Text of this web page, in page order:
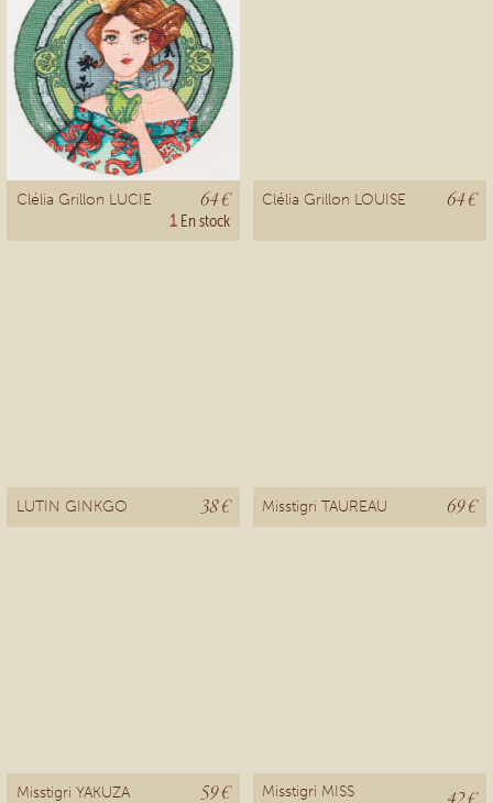
Clélia Grillon LUCIE 64 €
1 En stock
Clélia Grillon LOUISE 64 €
LUTIN GINKGO 38 € Misstigri TAUREAU 69 €
Misstigri YAKUZA 59 €
Misstigri MISS